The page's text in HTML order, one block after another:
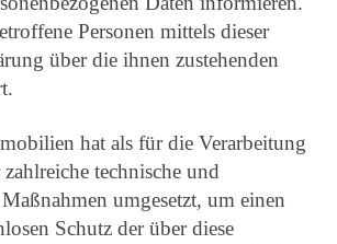
Personen mittels dieser
über die ihnen zustehenden
hat als für die Verarbeitung
technische und
umgesetzt, um einen
Schutz der über diese